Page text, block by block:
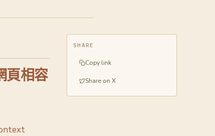
頁相容
SHARE
Copy link
Share on X